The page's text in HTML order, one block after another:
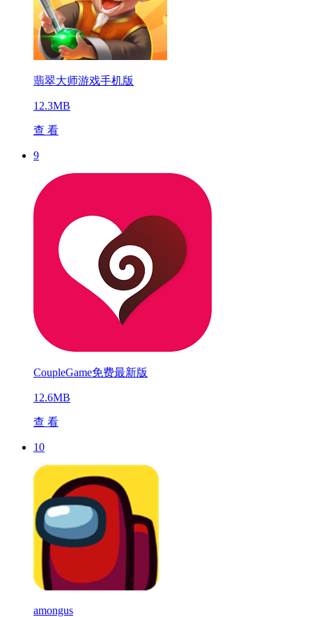
翡翠大师游戏手机版
12.3MB
查 看
9
CoupleGame免费最新版
12.6MB
查 看
10
amongus